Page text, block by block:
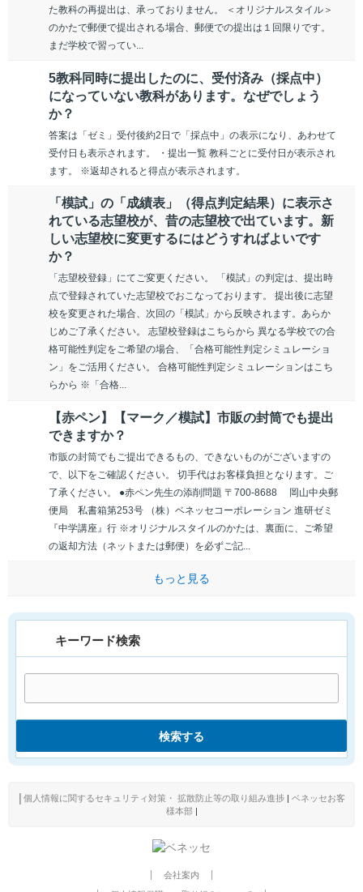
た教科の再提出は、承っておりません。 ＜オリジナルスタイル＞
のかたで郵便で提出される場合、郵便での提出は１回限りです。
まだ学校で習ってい...
5教科同時に提出したのに、受付済み（採点中）
になっていない教科があります。なぜでしょう
か？
答案は「ゼミ」受付後約2日で「採点中」の表示になり、あわせて
受付日も表示されます。 ・提出一覧 教科ごとに受付日が表示され
ます。 ※返却されると得点が表示されます。
「模試」の「成績表」（得点判定結果）に表示さ
れている志望校が、昔の志望校で出ています。新
しい志望校に変更するにはどうすればよいです
か？
「志望校登録」にてご変更ください。 「模試」の判定は、提出時
点で登録されていた志望校でおこなっております。 提出後に志望
校を変更された場合、次回の「模試」から反映されます。あらか
じめご了承ください。 志望校登録はこちらから 異なる学校での合
格可能性判定をご希望の場合、「合格可能性判定シミュレーショ
ン」をご活用ください。 合格可能性判定シミュレーションはこち
らから ※「合格...
【赤ペン】【マーク／模試】市販の封筒でも提出
できますか？
市販の封筒でもご提出できるもの、できないものがございますの
で、以下をご確認ください。 切手代はお客様負担となります。ご
了承ください。 ●赤ペン先生の添削問題 〒700-8688 岡山中央郵
便局 私書箱第253号 （株）ベネッセコーポレーション 進研ゼミ
『中学講座』行 ※オリジナルスタイルのかたは、裏面に、ご希望
の返却方法（ネットまたは郵便）を必ずご記...
もっと見る
キーワード検索
検索する
個人情報に関するセキュリティ対策・ 拡散防止等の取り組み進捗 | ベネッセお客
様本部|
会社案内